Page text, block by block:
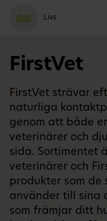
Livs
FirstVet
FirstVet strävar
naturliga
genom att både
veterinärer och
sida. Sortimentet
veterinärer och
produkter som de
använder till sina
som främjar ditt